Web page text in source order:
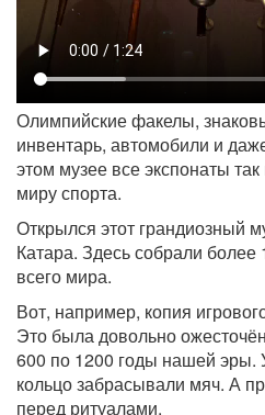
Олимпийские факелы,
инвентарь, автомобили и
этом музее все экспонаты
миру спорта.
Открылся этот грандиозный
Катара. Здесь собрали более
всего мира.
Вот, например, копия
Это была довольно
600 по 1200 годы нашей эры.
кольцо забрасывали мяч. А
перед ритуалами.